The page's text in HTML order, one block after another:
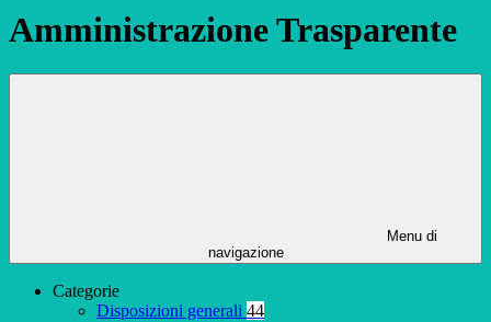
Amministrazione Trasparente
Menu di
navigazione
Categorie
Disposizioni generali 44